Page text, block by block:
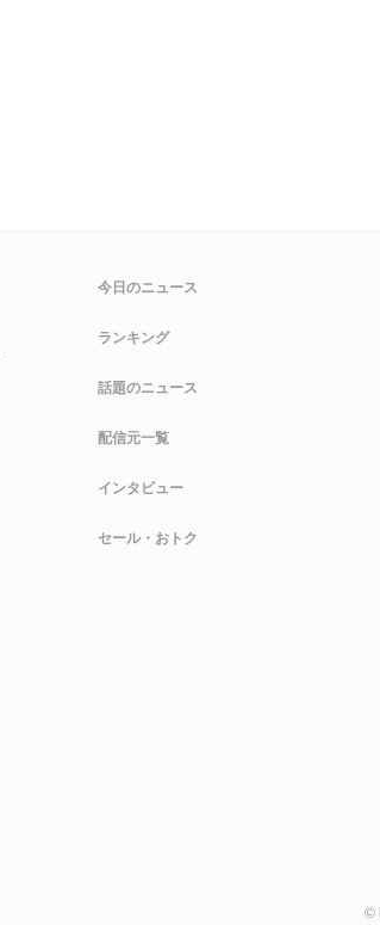
今日のニュース
ランキング
話題のニュース
配信元一覧
インタビュー
セール・おトク
©